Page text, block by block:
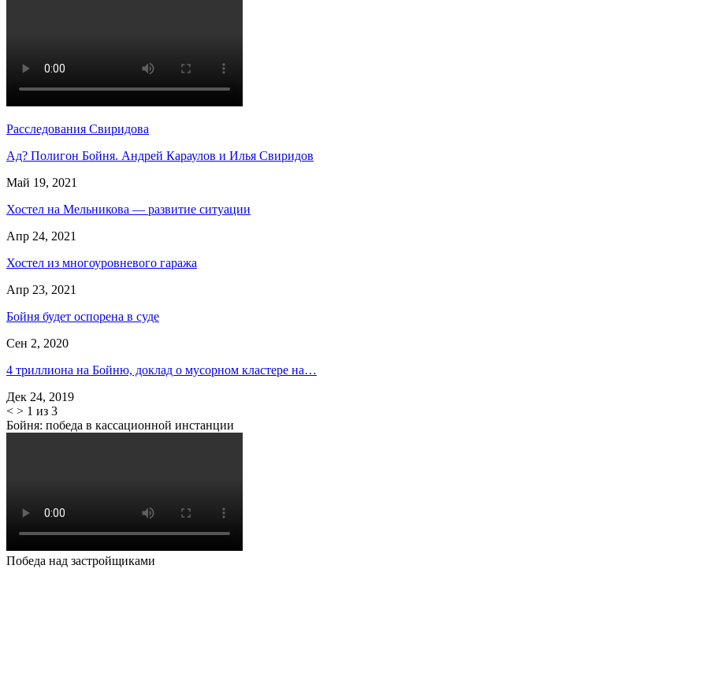
Расследования Свиридова
Ад? Полигон Бойня. Андрей Караулов и Илья Свиридов
Май 19, 2021
Хостел на Мельникова — развитие ситуации
Апр 24, 2021
Хостел из многоуровневого гаража
Апр 23, 2021
Бойня будет оспорена в суде
Сен 2, 2020
4 триллиона на Бойню, доклад о мусорном кластере на…
Дек 24, 2019
< > 1 из 3
Бойня: победа в кассационной инстанции
Победа над застройщиками